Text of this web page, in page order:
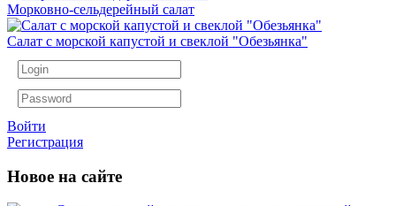
Морковно-сельдерейный салат
Салат с морской капустой и свеклой "Обезьянка"
Войти
Регистрация
Новое на сайте